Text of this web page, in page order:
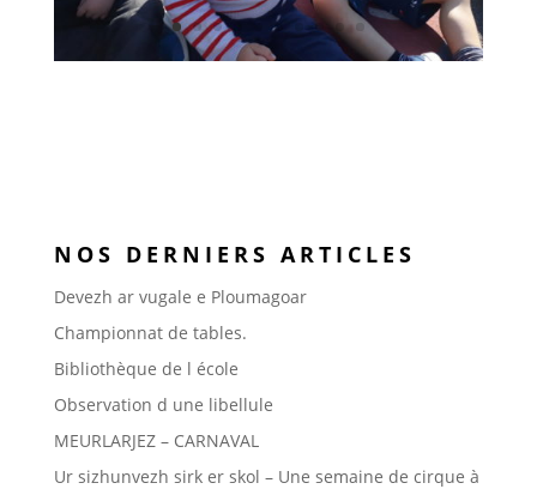
NOS DERNIERS ARTICLES
Devezh ar vugale e Ploumagoar
Championnat de tables.
Bibliothèque de l école
Observation d une libellule
MEURLARJEZ – CARNAVAL
Ur sizhunvezh sirk er skol – Une semaine de cirque à